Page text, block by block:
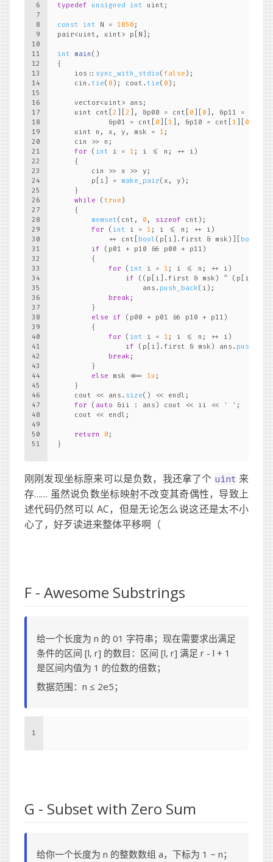
6
7
8
9
10
11
12
13
14
15
16
17
18
19
20
21
22
23
24
25
26
27
28
29
30
31
32
33
34
35
36
37
38
39
40
41
42
43
44
45
46
47
48
49
50
51
typedef unsigned int uint;
const int N = 1050 ;
pair<uint, uint> p[N];
int main ()
{
    ios::
sync_with_stdio( false );
    cin.
tie( 0 ); cout.tie( 0 );
    vector<uint> ans;
    uint cnt[
2 2 ], &p00 = cnt[ 0 0 ], &p11 = cnt[
            &p01 = cnt[
0 1 ], &p10 = cnt[ 1 0
    uint n, x, y, msk =
1 ;
    cin >> n;
for ( int i = 1 ; i <= n; ++ i)
    {
        cin >> x >> y;
        p[i] =
make_pair(x, y);
    }
while ( true )
    {
memset(cnt, 0 , sizeof cnt);
for ( int i = 1 ; i <= n; ++ i)
            ++ cnt[
bool (p[i].first & msk)][ bool
if (p01 + p10 && p00 + p11)
        {
for ( int i = 1 ; i <= n; ++ i)
if ((p[i].first & msk) ^
                    ans.
push_back(i);
break ;
        }
else if (p00 + p01 && p10 + p11)
        {
for ( int i = 1 ; i <= n; ++ i)
if (p[i].first & msk) ans.
break ;
        }
else msk <<= 1u ;
    }
    cout << ans.
size() << endl;
for ( auto &ii : ans) cout << ii << ' ' ;
    cout << endl;
return 0 ;
}
刚刚发现坐标原来可以是负数，我还拿了个 uint 来
存…… 虽然说负数坐标映射不改变其奇偶性，导致上
述代码仍然可以 AC，但是无论怎么说这还是太不小
心了，好歹读进来整体平移啊（
F - Awesome Substrings
给一个长度为 n 的 01 字符串；现在需要求出满足
条件的区间 [l, r] 的数目：区间 [l, r] 满足 r - l + 1
是区间内值为 1 的位数的倍数；
数据范围：n ≤ 2e5；
1
G - Subset with Zero Sum
给你一个长度为 n 的整数数组 a，下标为 1 ~ n；